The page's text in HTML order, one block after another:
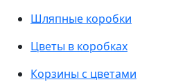
Шляпные коробки
Цветы в коробках
Корзины с цветами